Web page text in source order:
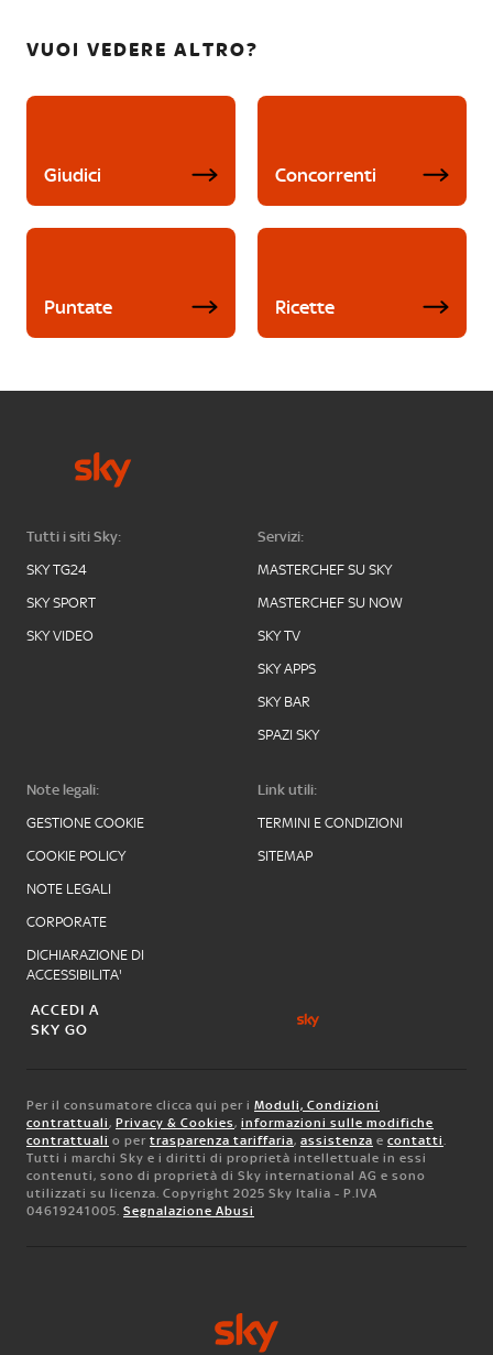
VUOI VEDERE ALTRO?
Giudici Concorrenti
Puntate Ricette
Tutti i siti Sky:
SKY TG24
SKY SPORT
SKY VIDEO
Servizi:
MASTERCHEF SU SKY
MASTERCHEF SU NOW
SKY TV
SKY APPS
SKY BAR
SPAZI SKY
Note legali:
GESTIONE COOKIE
COOKIE POLICY
NOTE LEGALI
CORPORATE
DICHIARAZIONE DI
ACCESSIBILITA'
Link utili:
TERMINI E CONDIZIONI
SITEMAP
ACCEDI A
SKY GO
Per il consumatore clicca qui per i Moduli, Condizioni
contrattuali, Privacy & Cookies, informazioni sulle modifiche
contrattuali o per trasparenza tariffaria, assistenza e contatti.
Tutti i marchi Sky e i diritti di proprietà intellettuale in essi
contenuti, sono di proprietà di Sky international AG e sono
utilizzati su licenza. Copyright 2025 Sky Italia - P.IVA
04619241005. Segnalazione Abusi